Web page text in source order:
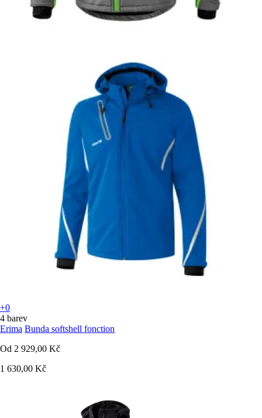
+0
4 barev
Erima Bunda softshell fonction
Od 2 929,00 Kč
1 630,00 Kč